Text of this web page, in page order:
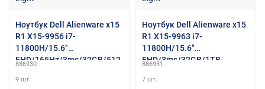
Ноутбук Dell Alienware x15
R1 X15-9956 i7-
11800H/15.6"
FHD/165Hz/3ms/32GB/512
GDDR6/Win10Home/Lunar
886930
9 шт.
Ноутбук Dell Alienware x15
R1 X15-9963 i7-
11800H/15.6"
FHD/3ms/32GB/1TB
GDDR6/Win10Home/Lunar
886931
7 шт.